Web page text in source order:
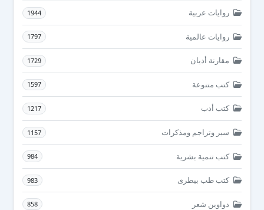
روايات عربية 1944
روايات عالمية 1797
مقارنة أديان 1729
كتب متنوعة 1597
كتب أدب 1217
سير وتراجم ومذكرات 1157
كتب تنمية بشرية 984
كتب طب بيطرى 983
دواوين شعر 858